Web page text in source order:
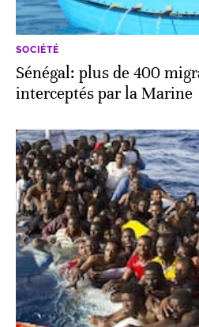
SOCIÉTÉ
Sénégal: plus de 400
interceptés par la Marine